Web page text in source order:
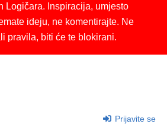
Logičara. Inspiracija, umjesto
ideju, ne komentirajte. Ne
pravila, biti će te blokirani.
Prijavite se